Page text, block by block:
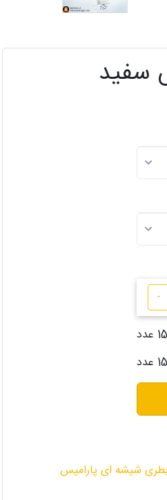
سفید
-
15 عدد
15 عدد
شیشه ای پارامیس